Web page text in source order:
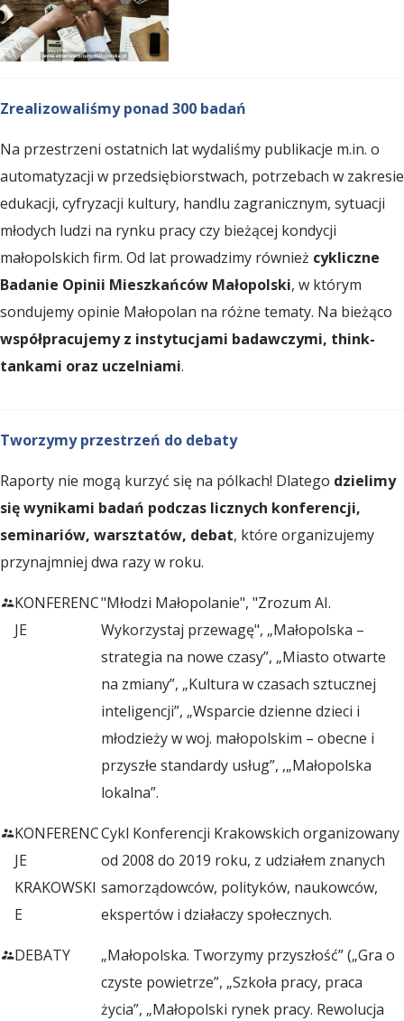
e
O
b
s
e
r
w
a
t
o
r
R
o
z
Zrealizowaliśmy ponad 300 badań
Na przestrzeni ostatnich lat wydaliśmy publikacje m.in. o
automatyzacji w przedsiębiorstwach, potrzebach w zakresie
edukacji, cyfryzacji kultury, handlu zagranicznym, sytuacji
młodych ludzi na rynku pracy czy bieżącej kondycji
małopolskich firm. Od lat prowadzimy również cykliczne
Badanie Opinii Mieszkańców Małopolski, w którym
sondujemy opinie Małopolan na różne tematy. Na bieżąco
współpracujemy z instytucjami badawczymi, think-
tankami oraz uczelniami.
Tworzymy przestrzeń do debaty
Raporty nie mogą kurzyć się na pólkach! Dlatego dzielimy
się wynikami badań podczas licznych konferencji,
seminariów, warsztatów, debat, które organizujemy
przynajmniej dwa razy w roku.
KONFERENC
JE
"Młodzi Małopolanie", "Zrozum AI.
Wykorzystaj przewagę", „Małopolska –
strategia na nowe czasy”, „Miasto otwarte
na zmiany”, „Kultura w czasach sztucznej
inteligencji”, „Wsparcie dzienne dzieci i
młodzieży w woj. małopolskim – obecne i
przyszłe standardy usług”, ,„Małopolska
lokalna”.
KONFERENC
JE
KRAKOWSKI
E
Cykl Konferencji Krakowskich organizowany
od 2008 do 2019 roku, z udziałem znanych
samorządowców, polityków, naukowców,
ekspertów i działaczy społecznych.
DEBATY
„Małopolska. Tworzymy przyszłość” („Gra o
czyste powietrze”, „Szkoła pracy, praca
życia”, „Małopolski rynek pracy. Rewolucja